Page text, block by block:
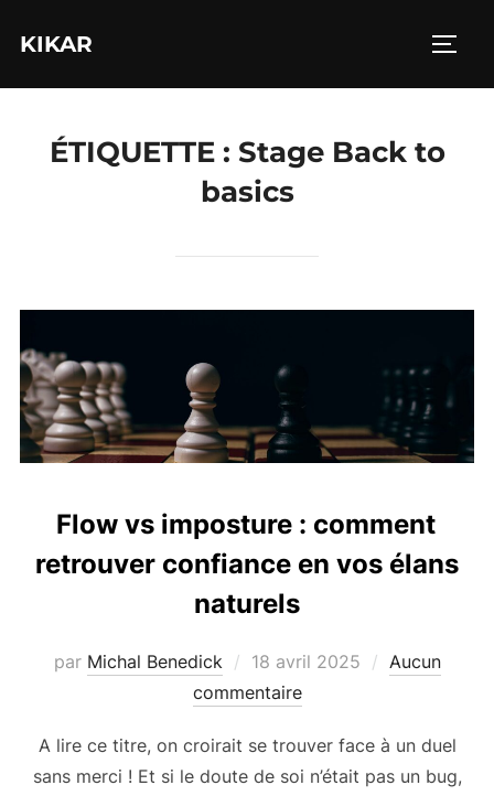
KIKAR
ÉTIQUETTE : Stage Back to
basics
Flow vs imposture : comment
retrouver confiance en vos élans
naturels
par Michal Benedick
Publié
le
18 avril 2025
Aucun
commentaire
A lire ce titre, on croirait se trouver face à un duel
sans merci ! Et si le doute de soi n’était pas un bug,